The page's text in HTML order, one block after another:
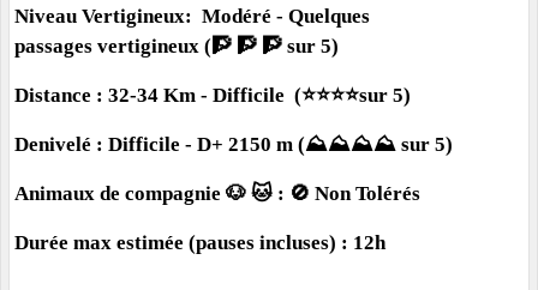
Niveau Vertigineux: Modéré - Quelques
passages vertigineux (🧗 🧗 🧗 sur 5)
Distance : 32-34 Km - Difficile (⭐️⭐️⭐️⭐️sur 5)
Denivelé : Difficile - D+ 2150 m (⛰️⛰️⛰️⛰️ sur 5)
Animaux de compagnie 🐶 🐱 : 🚫 Non Tolérés
Durée max estimée (pauses incluses) : 12h